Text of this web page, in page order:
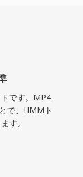
です。MP4
で、HMMト
す。